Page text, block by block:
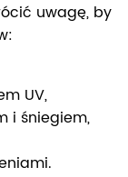
uwagę, by
UV,
i śniegiem,